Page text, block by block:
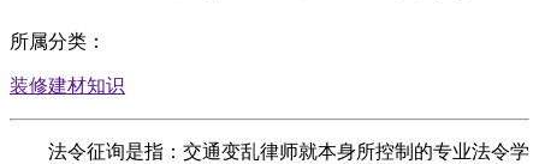
所属分类：
装修建材知识
法令征询是指：交通变乱律师就本身所控制的专业法令学